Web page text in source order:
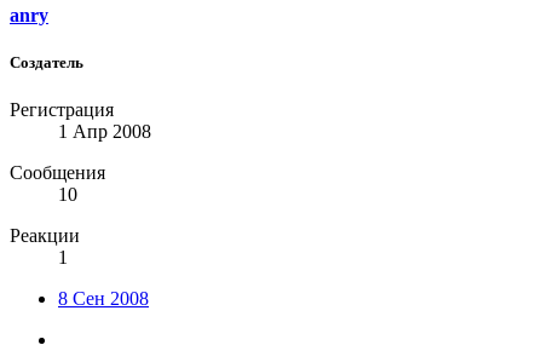
anry
Создатель
Регистрация
1 Апр 2008
Сообщения
10
Реакции
1
8 Сен 2008